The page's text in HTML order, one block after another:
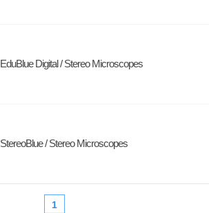
EduBlue Digital / Stereo Microscopes
StereoBlue / Stereo Microscopes
1